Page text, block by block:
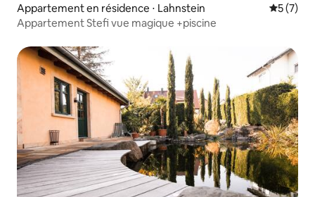
Appartement en résidence ⋅ Lahnstein
5 (7)
Appartement Stefi vue magique +piscine